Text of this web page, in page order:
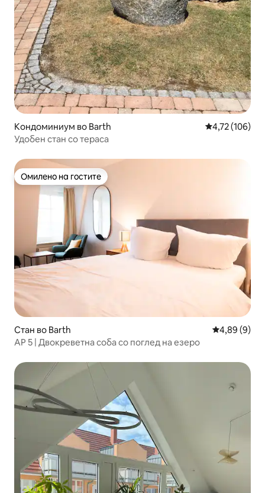
Кондоминиум во Barth Просечна
4,72 (106)
Удобен стан со тераса
Омилено на гостите
Омилено на гостите
Стан во Barth Просечна
4,89 (9)
AP 5 | Двокреветна соба со поглед на езеро